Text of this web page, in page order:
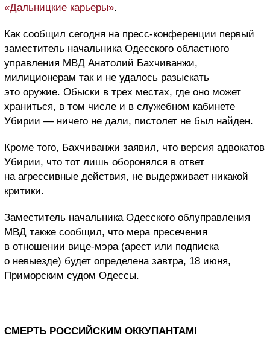
«Дальницкие карьеры».
Как сообщил сегодня на пресс-конференции первый
заместитель начальника Одесского областного
управления МВД Анатолий Бахчиванжи,
милиционерам так и не удалось разыскать
это оружие. Обыски в трех местах, где оно может
храниться, в том числе и в служебном кабинете
Убирии — ничего не дали, пистолет не был найден.
Кроме того, Бахчиванжи заявил, что версия адвокатов
Убирии, что тот лишь оборонялся в ответ
на агрессивные действия, не выдерживает никакой
критики.
Заместитель начальника Одесского облуправления
МВД также сообщил, что мера пресечения
в отношении вице-мэра (арест или подписка
о невыезде) будет определена завтра, 18 июня,
Приморским судом Одессы.
СМЕРТЬ РОССИЙСКИМ ОККУПАНТАМ!